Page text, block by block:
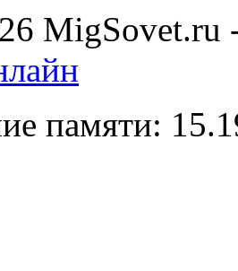
MigSovet.ru
памяти: